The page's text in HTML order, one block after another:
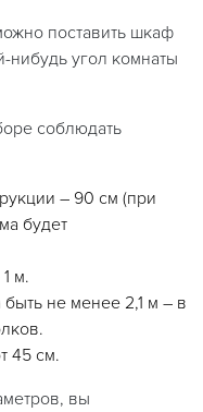
поставить шкаф
нибудь угол комнаты
соблюдать
– 90 см (при
будет
м.
не менее 2,1 м – в
45 см.
вы